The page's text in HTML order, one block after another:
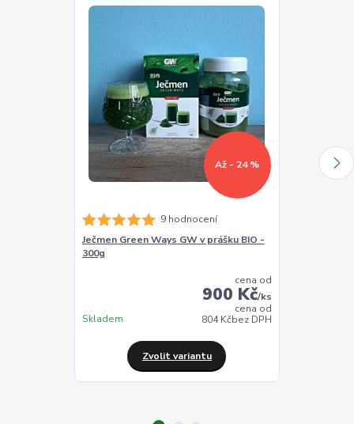
Až - 24 %
9 hodnocení
Ječmen Green Ways GW v prášku BIO -
300g
cena od
900 Kč/ks
cena od
804 Kčbez DPH
Skladem
Zvolit variantu